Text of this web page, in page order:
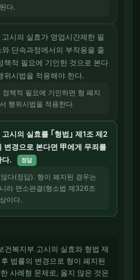
다.
시의 실효가 영업시간제한 필
단속과정에서의 부작용을 줄
책적 필요에 기인한 것으로 본다
위시법을 적용해야 한다.
정책적 필요에 기인하면 형 폐지
행위시법을 적용한다.
시의 실효를 ｢형법｣ 제1조 제2
변경으로 본다면 甲에게 무죄를
다.
정답
다(정답). 형이 폐지된 경우는
라 면소판결(형소법 제326조
이다.
복지부 고시의 실효와 형법 제
법률의 변경으로 형이 폐지된
사례형 문제로, 옳지 않은 것은